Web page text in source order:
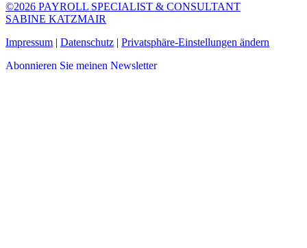
©2026 PAYROLL SPECIALIST & CONSULTANT
SABINE KATZMAIR
Impressum | Datenschutz | Privatsphäre-Einstellungen ändern
Abonnieren Sie meinen Newsletter